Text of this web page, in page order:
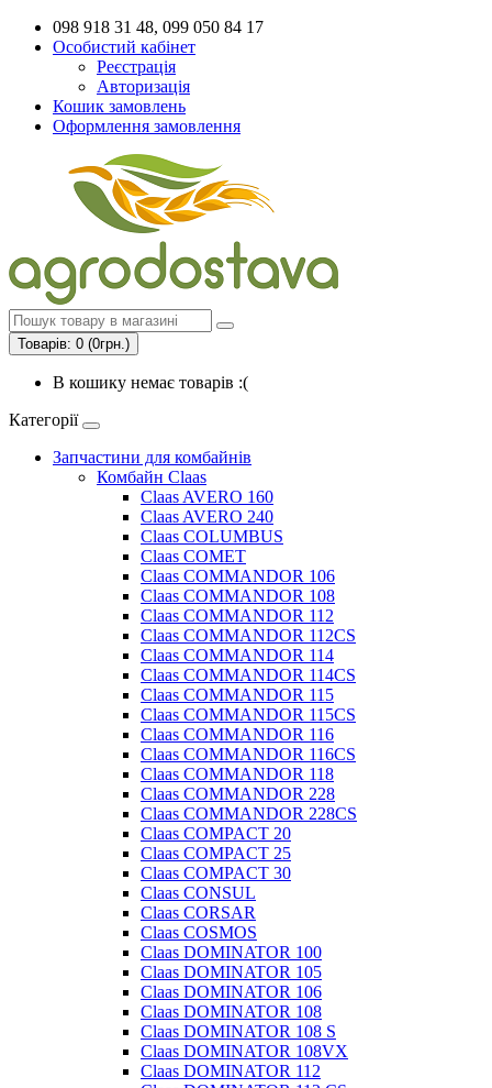
098 918 31 48, 099 050 84 17
Особистий кабінет
Реєстрація
Авторизація
Кошик замовлень
Оформлення замовлення
Товарів: 0 (0грн.)
В кошику немає товарів :(
Категорії
Запчастини для комбайнів
Комбайн Claas
Claas AVERO 160
Claas AVERO 240
Claas COLUMBUS
Claas COMET
Claas COMMANDOR 106
Claas COMMANDOR 108
Claas COMMANDOR 112
Claas COMMANDOR 112CS
Claas COMMANDOR 114
Claas COMMANDOR 114CS
Claas COMMANDOR 115
Claas COMMANDOR 115CS
Claas COMMANDOR 116
Claas COMMANDOR 116CS
Claas COMMANDOR 118
Claas COMMANDOR 228
Claas COMMANDOR 228CS
Claas COMPACT 20
Claas COMPACT 25
Claas COMPACT 30
Claas CONSUL
Claas CORSAR
Claas COSMOS
Claas DOMINATOR 100
Claas DOMINATOR 105
Claas DOMINATOR 106
Claas DOMINATOR 108
Claas DOMINATOR 108 S
Claas DOMINATOR 108VX
Claas DOMINATOR 112